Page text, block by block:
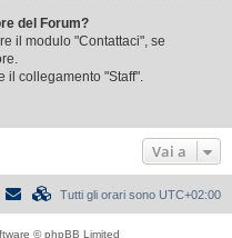
del Forum?
il modulo "Contattaci", se
il collegamento "Staff".
Vai a
Tutti gli orari sono UTC+02:00
© phpBB Limited